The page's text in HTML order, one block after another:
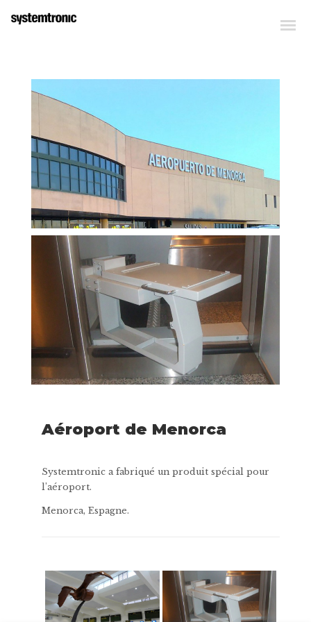
Aéroport de Menorca
Systemtronic a fabriqué un produit spécial pour
l’aéroport.
Menorca, Espagne.